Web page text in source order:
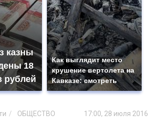
казны
18
рублей
Как выглядит место
крушение вертолета на
Кавказе: смотреть
ОБЩЕСТВО
17:00, 28 июля 2016